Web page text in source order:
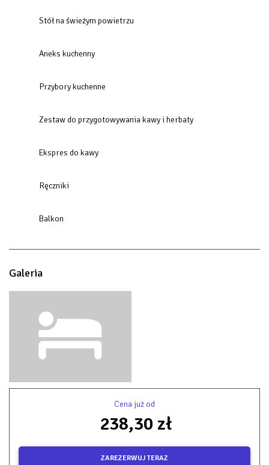
Stół na świeżym powietrzu
Aneks kuchenny
Przybory kuchenne
Zestaw do przygotowywania kawy i herbaty
Ekspres do kawy
Ręczniki
Balkon
Galeria
Cena już od
238,30 zł
ZAREZERWUJ TERAZ